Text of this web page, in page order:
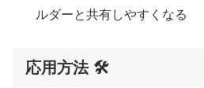
ルダーと共有しやすくなる
応用方法 🛠️